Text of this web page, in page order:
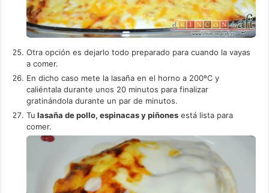
Otra opción es dejarlo todo preparado para cuando la vayas
a comer.
En dicho caso mete la lasaña en el horno a 200ºC y
caliéntala durante unos 20 minutos para finalizar
gratinándola durante un par de minutos.
Tu lasaña de pollo, espinacas y piñones está lista para
comer.